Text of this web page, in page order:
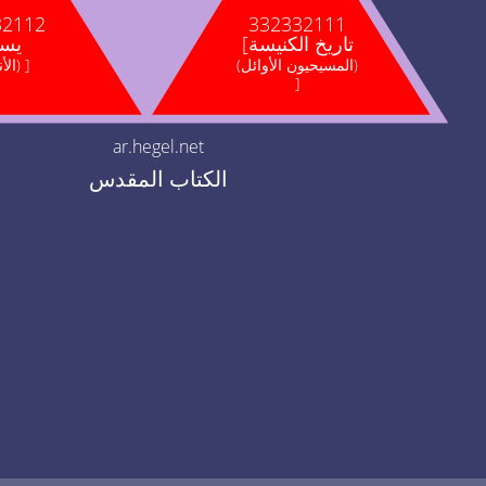
(الأناجيل) ]
332332111
[تاريخ الكنيسة
(المسيحيون الأوائل)
]
ar.hegel.net
الكتاب المقدس